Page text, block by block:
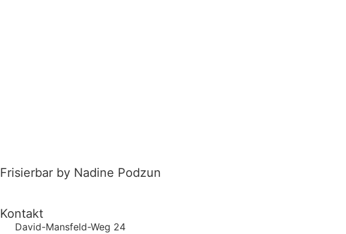
Frisierbar by Nadine Podzun
Kontakt
David-Mansfeld-Weg 24